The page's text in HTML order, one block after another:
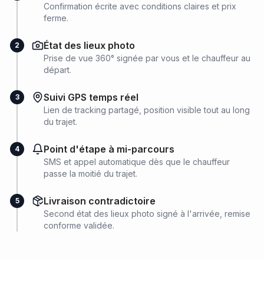
Confirmation écrite avec conditions claires et prix
ferme.
2 État des lieux photo
Prise de vue 360° signée par vous et le chauffeur au
départ.
3 Suivi GPS temps réel
Lien de tracking partagé, position visible tout au long
du trajet.
4 Point d'étape à mi-parcours
SMS et appel automatique dès que le chauffeur
passe la moitié du trajet.
5 Livraison contradictoire
Second état des lieux photo signé à l'arrivée, remise
conforme validée.